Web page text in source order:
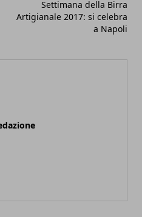
Settimana della Birra
Artigianale 2017: si celebra
a Napoli